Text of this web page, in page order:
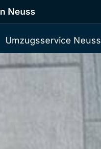
Neuss
Umzugsservice Neuss